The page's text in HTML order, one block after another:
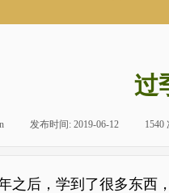
过
发布时间: 2019-06-12 1540
后，学到了很多东西